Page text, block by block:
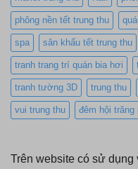
phông nền tết trung thu
spa sân khấu tết trung thu
tranh trang trí quán bia hơi
tranh tường 3D trung thu
vui trung thu đêm hội trăng
Trên website có sử